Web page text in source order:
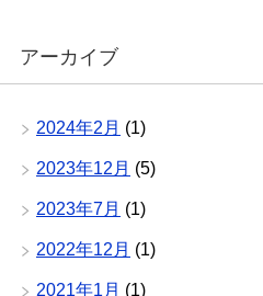
アーカイブ
2024年2月 (1)
2023年12月 (5)
2023年7月 (1)
2022年12月 (1)
2021年1月 (1)